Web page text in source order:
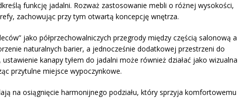
funkcję jadalni. Rozważ zastosowanie mebli o różnej wysokości,
zachowując przy tym otwartą koncepcję wnętrza.
jako półprzechowalniczych przegrody między częścią salonową a
naturalnych barier, a jednocześnie dodatkowej przestrzeni do
kanapy tyłem do jadalni może również działać jako wizualna
przytulne miejsce wypoczynkowe.
na osiągnięcie harmonijnego podziału, który sprzyja komfortowemu